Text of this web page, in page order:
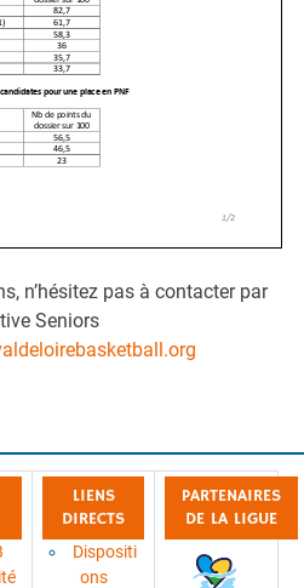
n’hésitez pas à contacter par
Seniors
LIENS
DIRECTS
Dispositi
ons
PARTENAIRES
DE LA LIGUE